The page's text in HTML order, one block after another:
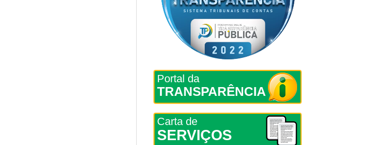
Portal da
TRANSPARÊNCIA
Carta de
SERVIÇOS